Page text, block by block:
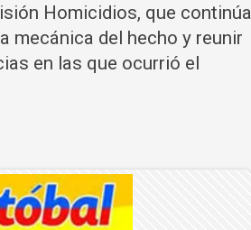
Homicidios, que continúa
mecánica del hecho y reunir
en las que ocurrió el